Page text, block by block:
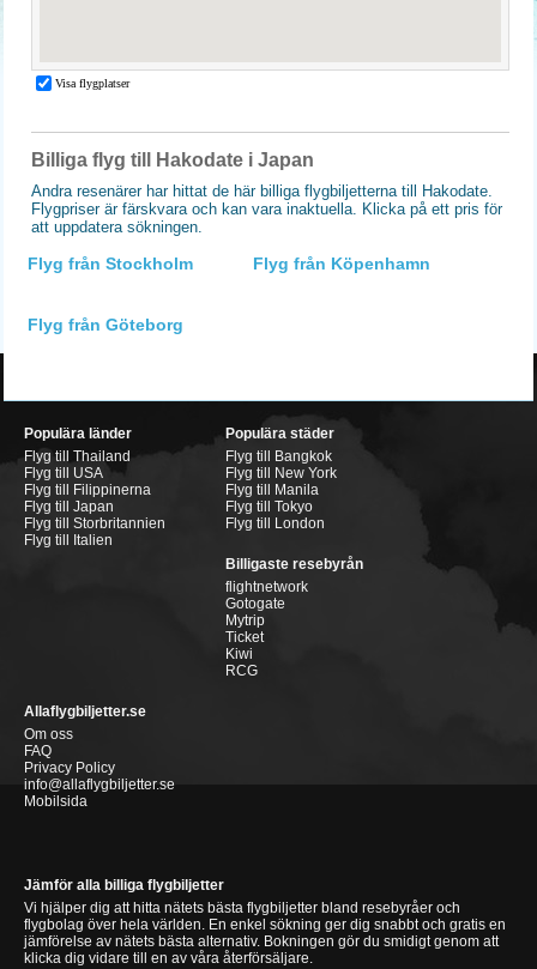
Billiga flyg till Hakodate i Japan
Andra resenärer har hittat de här billiga flygbiljetterna till Hakodate.
Flygpriser är färskvara och kan vara inaktuella. Klicka på ett pris för
att uppdatera sökningen.
Flyg från Stockholm Flyg från Köpenhamn
Flyg från Göteborg
Populära länder
Flyg till Thailand
Flyg till USA
Flyg till Filippinerna
Flyg till Japan
Flyg till Storbritannien
Flyg till Italien
Populära städer
Flyg till Bangkok
Flyg till New York
Flyg till Manila
Flyg till Tokyo
Flyg till London
Billigaste resebyrån
flightnetwork
Gotogate
Mytrip
Ticket
Kiwi
RCG
Allaflygbiljetter.se
Om oss
FAQ
Privacy Policy
info@allaflygbiljetter.se
Mobilsida
Jämför alla billiga flygbiljetter
Vi hjälper dig att hitta nätets bästa flygbiljetter bland resebyråer och
flygbolag över hela världen. En enkel sökning ger dig snabbt och gratis en
jämförelse av nätets bästa alternativ. Bokningen gör du smidigt genom att
klicka dig vidare till en av våra återförsäljare.